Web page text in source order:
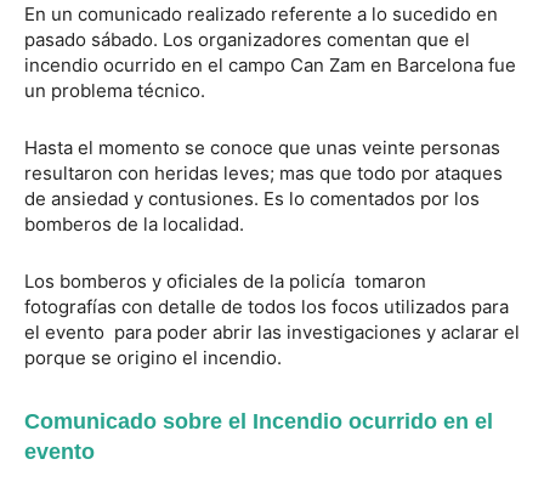
En un comunicado realizado referente a lo sucedido en
pasado sábado. Los organizadores comentan que el
incendio ocurrido en el campo Can Zam en Barcelona fue
un problema técnico.
Hasta el momento se conoce que unas veinte personas
resultaron con heridas leves; mas que todo por ataques
de ansiedad y contusiones. Es lo comentados por los
bomberos de la localidad.
Los bomberos y oficiales de la policía tomaron
fotografías con detalle de todos los focos utilizados para
el evento para poder abrir las investigaciones y aclarar el
porque se origino el incendio.
Comunicado sobre el Incendio ocurrido en el
evento